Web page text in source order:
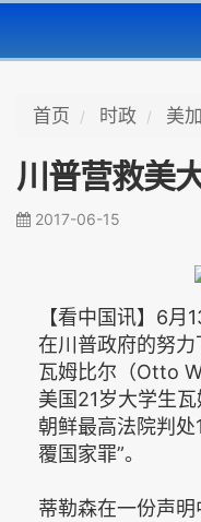
首页 时政 美
川普营救美
2017-06-15
【看中国讯】6月
在川普政府的努
瓦姆比尔（Otto
美国21岁大学生
朝鲜最高法院判
覆国家罪”。
蒂勒森在一份声